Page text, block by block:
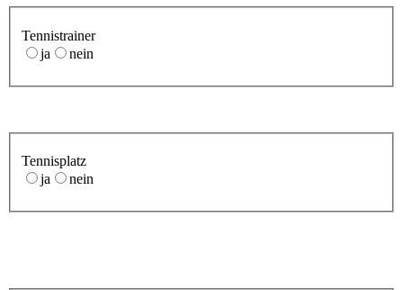
Tennistrainer
ja
nein
Tennisplatz
ja
nein